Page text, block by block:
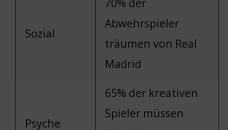
Sozial
Abwehrspieler
träumen von Real
Madrid
Psyche
65% der kreativen
Spieler müssen